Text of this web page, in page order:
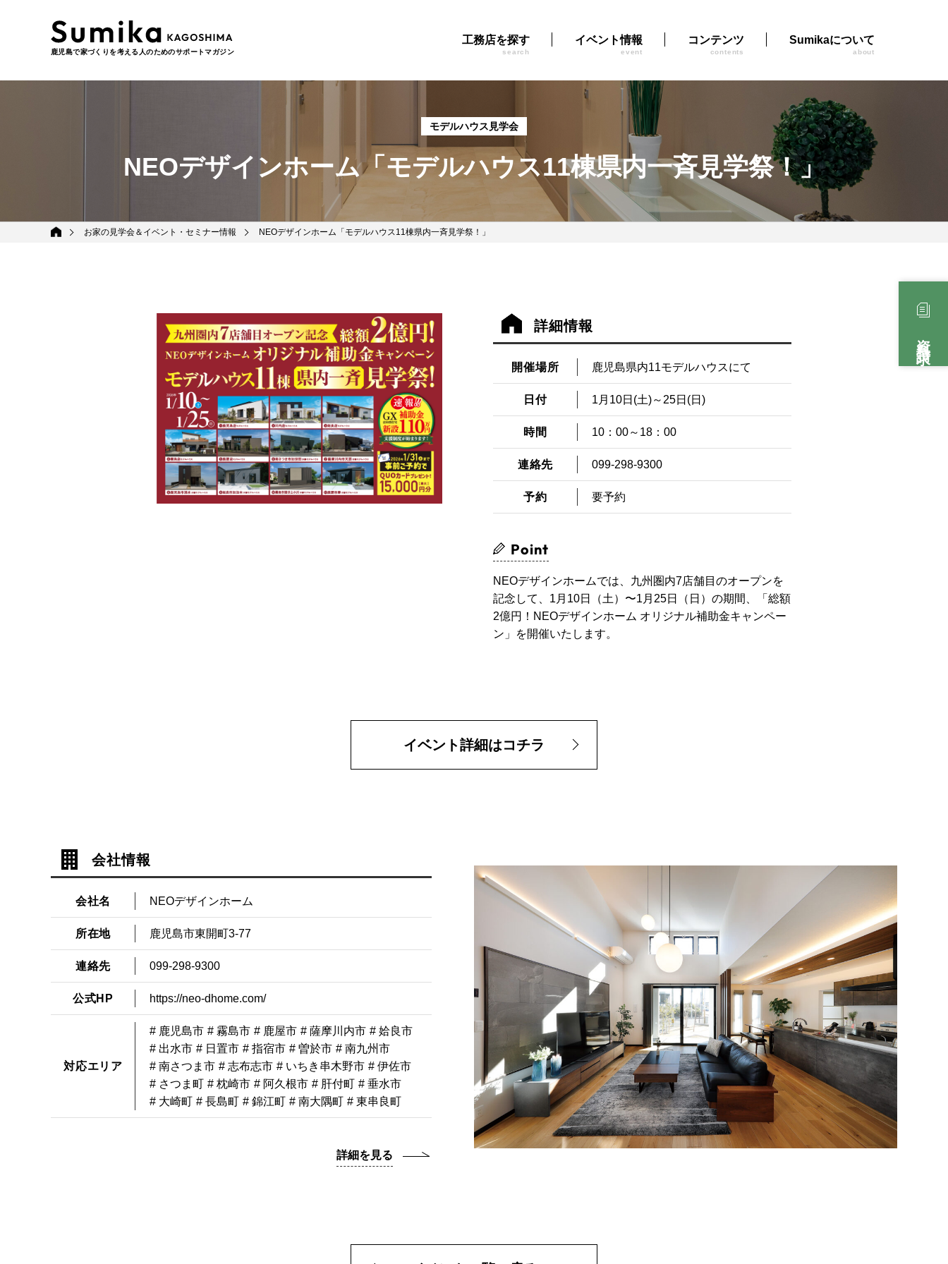
鹿児島で家づくりを考える人のためのサポートマガジン
工務店を探す
search
イベント情報
event
コンテンツ
contents
Sumikaについて
about
モデルハウス見学会
NEOデザインホーム「モデルハウス11棟県内一斉見学祭！」
お家の見学会＆イベント・セミナー情報 NEOデザインホーム「モデルハウス11棟県内一斉見学祭！」
詳細情報
開催場所 鹿児島県内11モデルハウスにて
日付 1月10日(土)～25日(日)
時間 10：00～18：00
連絡先 099-298-9300
予約 要予約
Point
NEOデザインホームでは、九州圏内7店舗目のオープンを
記念して、1月10日（土）〜1月25日（日）の期間、「総額
2億円！NEOデザインホーム オリジナル補助金キャンペー
ン」を開催いたします。
イベント詳細はコチラ
会社情報
会社名 NEOデザインホーム
所在地 鹿児島市東開町3-77
連絡先 099-298-9300
公式HP https://neo-dhome.com/
対応エリア
# 鹿児島市 # 霧島市 # 鹿屋市 # 薩摩川内市 # 姶良市
# 出水市 # 日置市 # 指宿市 # 曽於市 # 南九州市
# 南さつま市 # 志布志市 # いちき串木野市 # 伊佐市
# さつま町 # 枕崎市 # 阿久根市 # 肝付町 # 垂水市
# 大崎町 # 長島町 # 錦江町 # 南大隅町 # 東串良町
詳細を見る
資料請求